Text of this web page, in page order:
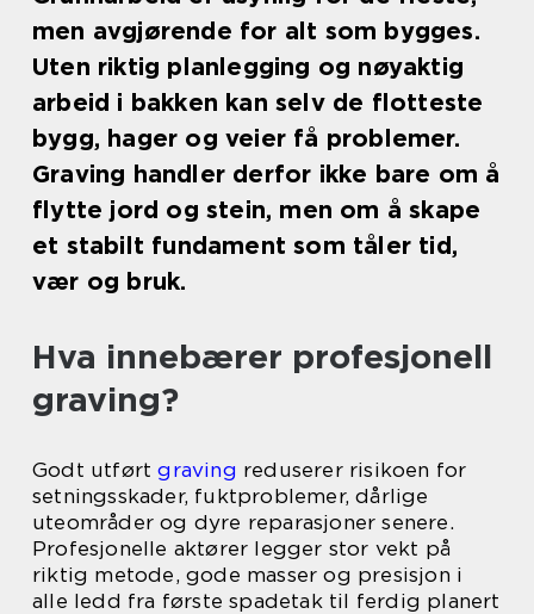
men avgjørende for alt som bygges.
Uten riktig planlegging og nøyaktig
arbeid i bakken kan selv de flotteste
bygg, hager og veier få problemer.
Graving handler derfor ikke bare om å
flytte jord og stein, men om å skape
et stabilt fundament som tåler tid,
vær og bruk.
Hva innebærer profesjonell
graving?
Godt utførtgraving reduserer risikoen for
setningsskader, fuktproblemer, dårlige
uteområder og dyre reparasjoner senere.
Profesjonelle aktører legger stor vekt på
riktig metode, gode masser og presisjon i
alle ledd fra første spadetak til ferdig planert